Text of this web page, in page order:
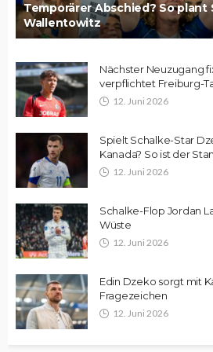
Temporärer Abschied? So plant
Wallentowitz
Nächster Neuzugang
verpflichtet Freiburg-
12. Juni 2026
Spielt Schalke-Star
Kanada? So ist der
12. Juni 2026
Schalke-Flop Jordan
Wüste
12. Juni 2026
Edin Dzeko sorgt mit
Fragezeichen
12. Juni 2026